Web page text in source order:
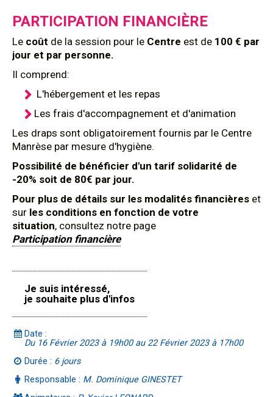
PARTICIPATION FINANCIÈRE
Le coût de la session pour le Centre est de 100 € par
jour et par personne.
Il comprend:
L'hébergement et les repas
Les frais d'accompagnement et d'animation
Les draps sont obligatoirement fournis par le Centre
Manrèse par mesure d'hygiène.
Possibilité de bénéficier d'un tarif solidarité de
-20% soit de 80€ par jour.
Pour plus de détails sur les modalités financières et
sur les conditions en fonction de votre
situation, consultez notre page
Participation financière
Je suis intéressé,
je souhaite plus d'infos
Date :
Du 16 Février 2023 à 19h00 au 22 Février 2023 à 17h00
Durée : 6 jours
Responsable : M. Dominique GINESTET